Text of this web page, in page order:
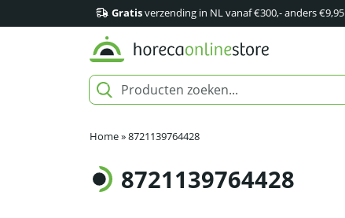
Gratisverzending in NL vanaf €300,- anders €9,95
Home»8721139764428
8721139764428